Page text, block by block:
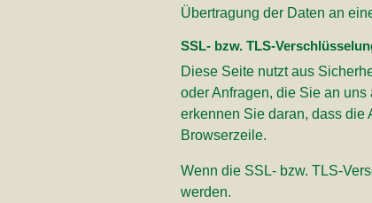
Übertragung der Daten an
SSL- bzw. TLS-
Diese Seite nutzt aus
oder Anfragen, die Sie an
erkennen Sie daran, dass die
Browserzeile.
Wenn die SSL- bzw. TLS-
werden.